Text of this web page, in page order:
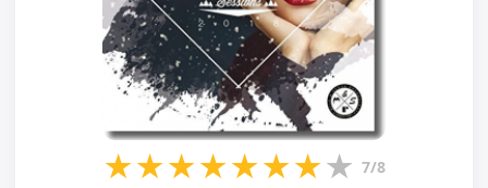
★★★★★★★★ 7/8